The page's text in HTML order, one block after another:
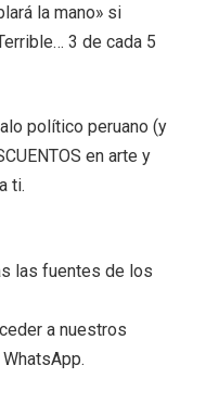
la mano» si
3 de cada 5
político peruano (y
en arte y
ti.
las fuentes de los
a nuestros